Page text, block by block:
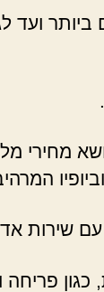
ועד
מחירי
שירות
פריחה